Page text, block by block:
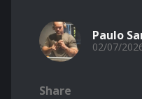
Paulo
02/07/
Share